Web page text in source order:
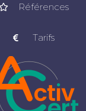
Références
Tarifs